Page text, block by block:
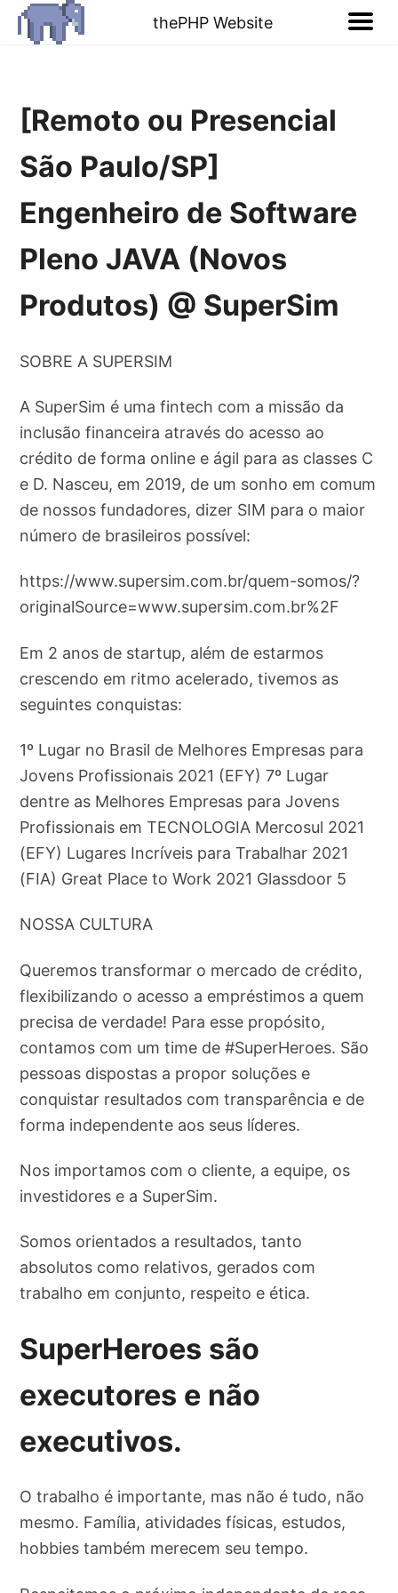
thePHP Website
[Remoto ou Presencial
São Paulo/SP]
Engenheiro de Software
Pleno JAVA (Novos
Produtos) @ SuperSim
SOBRE A SUPERSIM
A SuperSim é uma fintech com a missão da
inclusão financeira através do acesso ao
crédito de forma online e ágil para as classes C
e D. Nasceu, em 2019, de um sonho em comum
de nossos fundadores, dizer SIM para o maior
número de brasileiros possível:
https://www.supersim.com.br/quem-somos/?
originalSource=www.supersim.com.br%2F
Em 2 anos de startup, além de estarmos
crescendo em ritmo acelerado, tivemos as
seguintes conquistas:
1º Lugar no Brasil de Melhores Empresas para
Jovens Profissionais 2021 (EFY) 7º Lugar
dentre as Melhores Empresas para Jovens
Profissionais em TECNOLOGIA Mercosul 2021
(EFY) Lugares Incríveis para Trabalhar 2021
(FIA) Great Place to Work 2021 Glassdoor 5
NOSSA CULTURA
Queremos transformar o mercado de crédito,
flexibilizando o acesso a empréstimos a quem
precisa de verdade! Para esse propósito,
contamos com um time de #SuperHeroes. São
pessoas dispostas a propor soluções e
conquistar resultados com transparência e de
forma independente aos seus líderes.
Nos importamos com o cliente, a equipe, os
investidores e a SuperSim.
Somos orientados a resultados, tanto
absolutos como relativos, gerados com
trabalho em conjunto, respeito e ética.
SuperHeroes são
executores e não
executivos.
O trabalho é importante, mas não é tudo, não
mesmo. Família, atividades físicas, estudos,
hobbies também merecem seu tempo.